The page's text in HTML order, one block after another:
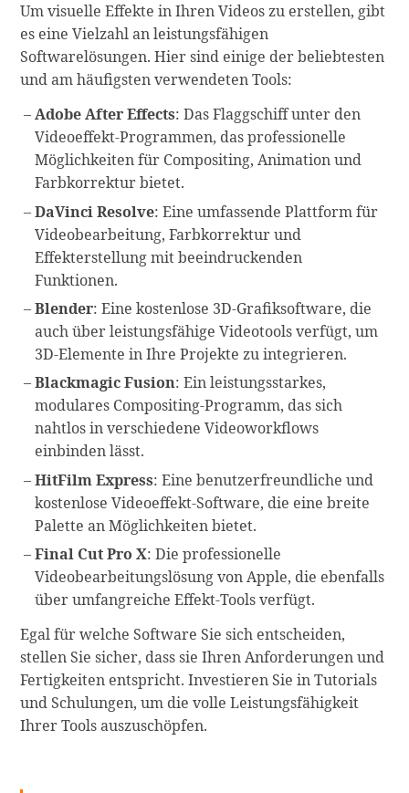
Um visuelle Effekte in Ihren Videos zu erstellen, gibt
es eine Vielzahl an leistungsfähigen
Softwarelösungen. Hier sind einige der beliebtesten
und am häufigsten verwendeten Tools:
Adobe After Effects: Das Flaggschiff unter den
Videoeffekt-Programmen, das professionelle
Möglichkeiten für Compositing, Animation und
Farbkorrektur bietet.
DaVinci Resolve: Eine umfassende Plattform für
Videobearbeitung, Farbkorrektur und
Effekterstellung mit beeindruckenden
Funktionen.
Blender: Eine kostenlose 3D-Grafiksoftware, die
auch über leistungsfähige Videotools verfügt, um
3D-Elemente in Ihre Projekte zu integrieren.
Blackmagic Fusion: Ein leistungsstarkes,
modulares Compositing-Programm, das sich
nahtlos in verschiedene Videoworkflows
einbinden lässt.
HitFilm Express: Eine benutzerfreundliche und
kostenlose Videoeffekt-Software, die eine breite
Palette an Möglichkeiten bietet.
Final Cut Pro X: Die professionelle
Videobearbeitungslösung von Apple, die ebenfalls
über umfangreiche Effekt-Tools verfügt.
Egal für welche Software Sie sich entscheiden,
stellen Sie sicher, dass sie Ihren Anforderungen und
Fertigkeiten entspricht. Investieren Sie in Tutorials
und Schulungen, um die volle Leistungsfähigkeit
Ihrer Tools auszuschöpfen.